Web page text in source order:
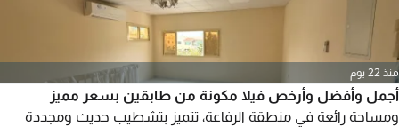
منذ 22 يوم
أجمل وأفضل وأرخص فيلا مكونة من طابقين بسعر مميز
ومساحة رائعة في منطقة الرفاعة، تتميز بتشطيب حديث ومجددة